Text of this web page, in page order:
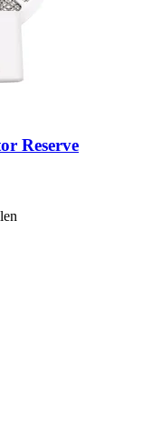
Reserve